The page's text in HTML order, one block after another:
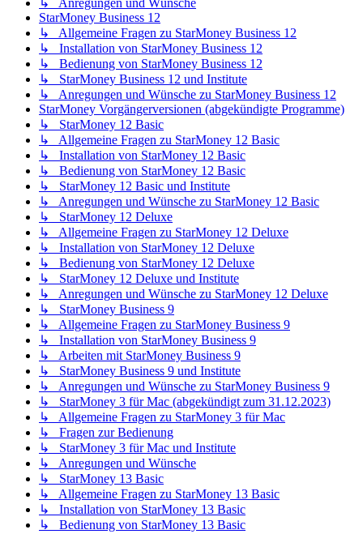
↳ Anregungen und Wünsche
StarMoney Business 12
↳ Allgemeine Fragen zu StarMoney Business 12
↳ Installation von StarMoney Business 12
↳ Bedienung von StarMoney Business 12
↳ StarMoney Business 12 und Institute
↳ Anregungen und Wünsche zu StarMoney Business 12
StarMoney Vorgängerversionen (abgekündigte Programme)
↳ StarMoney 12 Basic
↳ Allgemeine Fragen zu StarMoney 12 Basic
↳ Installation von StarMoney 12 Basic
↳ Bedienung von StarMoney 12 Basic
↳ StarMoney 12 Basic und Institute
↳ Anregungen und Wünsche zu StarMoney 12 Basic
↳ StarMoney 12 Deluxe
↳ Allgemeine Fragen zu StarMoney 12 Deluxe
↳ Installation von StarMoney 12 Deluxe
↳ Bedienung von StarMoney 12 Deluxe
↳ StarMoney 12 Deluxe und Institute
↳ Anregungen und Wünsche zu StarMoney 12 Deluxe
↳ StarMoney Business 9
↳ Allgemeine Fragen zu StarMoney Business 9
↳ Installation von StarMoney Business 9
↳ Arbeiten mit StarMoney Business 9
↳ StarMoney Business 9 und Institute
↳ Anregungen und Wünsche zu StarMoney Business 9
↳ StarMoney 3 für Mac (abgekündigt zum 31.12.2023)
↳ Allgemeine Fragen zu StarMoney 3 für Mac
↳ Fragen zur Bedienung
↳ StarMoney 3 für Mac und Institute
↳ Anregungen und Wünsche
↳ StarMoney 13 Basic
↳ Allgemeine Fragen zu StarMoney 13 Basic
↳ Installation von StarMoney 13 Basic
↳ Bedienung von StarMoney 13 Basic